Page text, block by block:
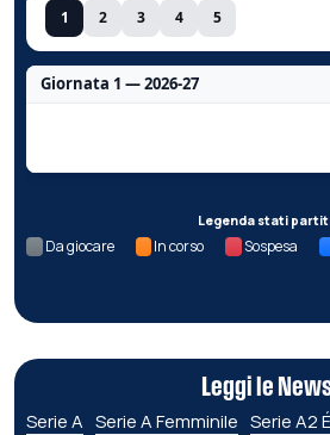
1 2 3 4 5
Giornata 1 — 2026-27
Legenda stati
Da giocare In corso Sospesa
Leggi le
Serie A Serie A Femminile Serie A2